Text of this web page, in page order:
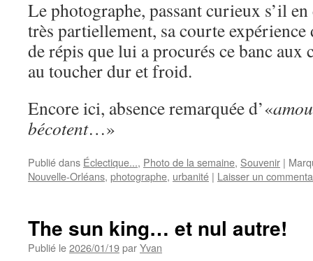
Le photographe, passant curieux s’il en
très partiellement, sa courte expérience
de répis que lui a procurés ce banc aux
au toucher dur et froid.
Encore ici, absence remarquée d’«
bécotent…»
Publié dans Éclectique..., Photo de la semaine, Souvenir |
Nouvelle-Orléans, photographe, urbanité | Laisser un
The sun king… et nul autre!
Publié le2026/01/19parYvan